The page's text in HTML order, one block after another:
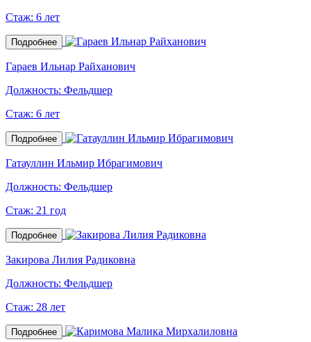
Стаж: 6 лет
Подробнее
Гараев Ильнар Райханович
Должность: Фельдшер
Стаж: 6 лет
Подробнее
Гатауллин Ильмир Ибрагимович
Должность: Фельдшер
Стаж: 21 год
Подробнее
Закирова Лилия Радиковна
Должность: Фельдшер
Стаж: 28 лет
Подробнее